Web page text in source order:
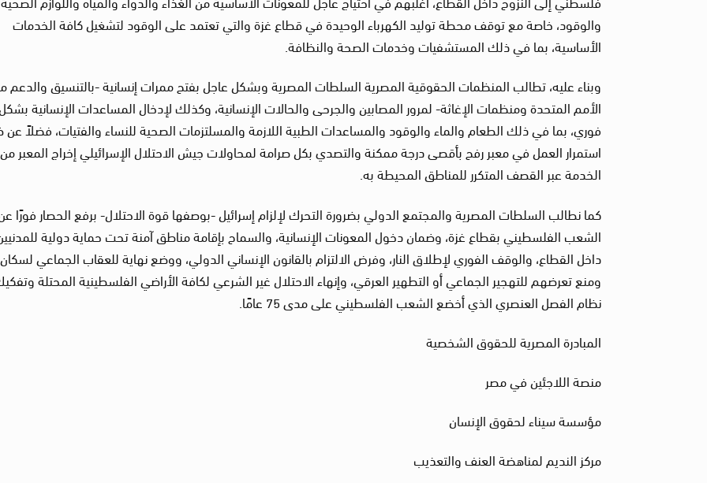
والوقود، خاصة مع توقف محطة توليد الكهرباء الوحيدة في قطاع غزة والتي تعتمد على الوقود لتشغيل كافة الخدمات
الأساسية، بما في ذلك المستشفيات وخدمات الصحة والنظافة.
وبناء عليه، تطالب المنظمات الحقوقية المصرية السلطات المصرية وبشكل عاجل بفتح ممرات إنسانية -بالتنسيق والدعم
الأمم المتحدة ومنظمات الإغاثة- لمرور المصابين والجرحى والحالات الإنسانية، وكذلك لإدخال المساعدات الإنسانية
فوري، بما في ذلك الطعام والماء والوقود والمساعدات الطبية اللازمة والمسلتزمات الصحية للنساء والفتيات، فضلاً
استمرار العمل في معبر رفح بأقصى درجة ممكنة والتصدي بكل صرامة لمحاولات جيش الاحتلال الإسرائيلي إخراج المعبر من
الخدمة عبر القصف المتكرر للمناطق المحيطة به.
كما نطالب السلطات المصرية والمجتمع الدولي بضرورة التحرك لإلزام إسرائيل -بوصفها قوة الاحتلال- برفع الحصار فورًا
الشعب الفلسطيني بقطاع غزة، وضمان دخول المعونات الإنسانية، والسماح بإقامة مناطق آمنة تحت حماية دولية
داخل القطاع، والوقف الفوري لإطلاق النار، وفرض الالتزام بالقانون الإنساني الدولي، ووضع نهاية للعقاب الجماعي
ومنع تعرضهم للتهجير الجماعي أو التطهير العرقي، وإنهاء الاحتلال غير الشرعي لكافة الأراضي الفلسطينية المحتلة
نظام الفصل العنصري الذي أخضع الشعب الفلسطيني على مدى 75 عامًا.
المبادرة المصرية للحقوق الشخصية
منصة اللاجئين في مصر
مؤسسة سيناء لحقوق الإنسان
مركز النديم لمناهضة العنف والتعذيب